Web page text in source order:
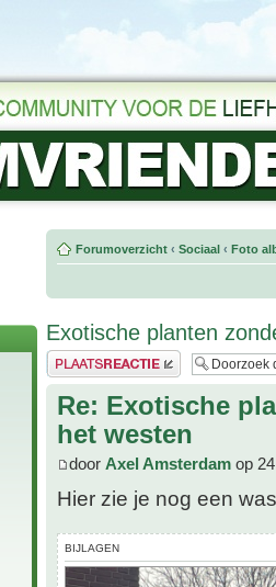
Forumoverzicht ‹ Sociaal ‹ Foto
Exotische planten
Plaats een reactie
Re: Exotische
het westen
door Axel Amsterdam op
Hier zie je nog een
BIJLAGEN